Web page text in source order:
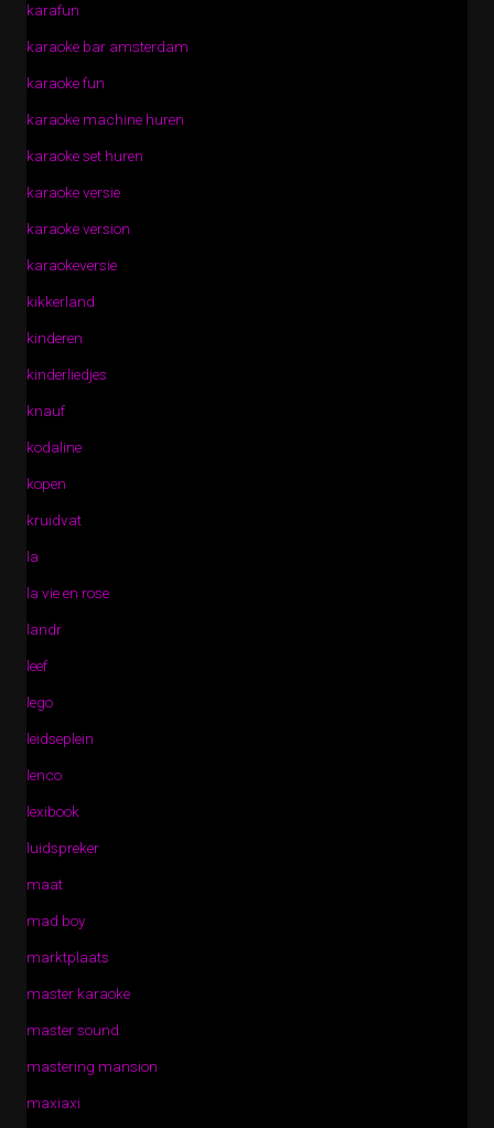
karafun
karaoke bar amsterdam
karaoke fun
karaoke machine huren
karaoke set huren
karaoke versie
karaoke version
karaokeversie
kikkerland
kinderen
kinderliedjes
knauf
kodaline
kopen
kruidvat
la
la vie en rose
landr
leef
lego
leidseplein
lenco
lexibook
luidspreker
maat
mad boy
marktplaats
master karaoke
master sound
mastering mansion
maxiaxi